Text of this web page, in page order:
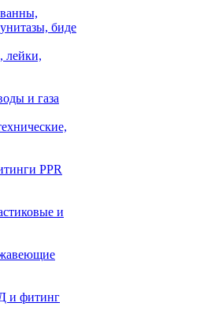
биде
лейки,
и газа
PPR
и
и фитинг